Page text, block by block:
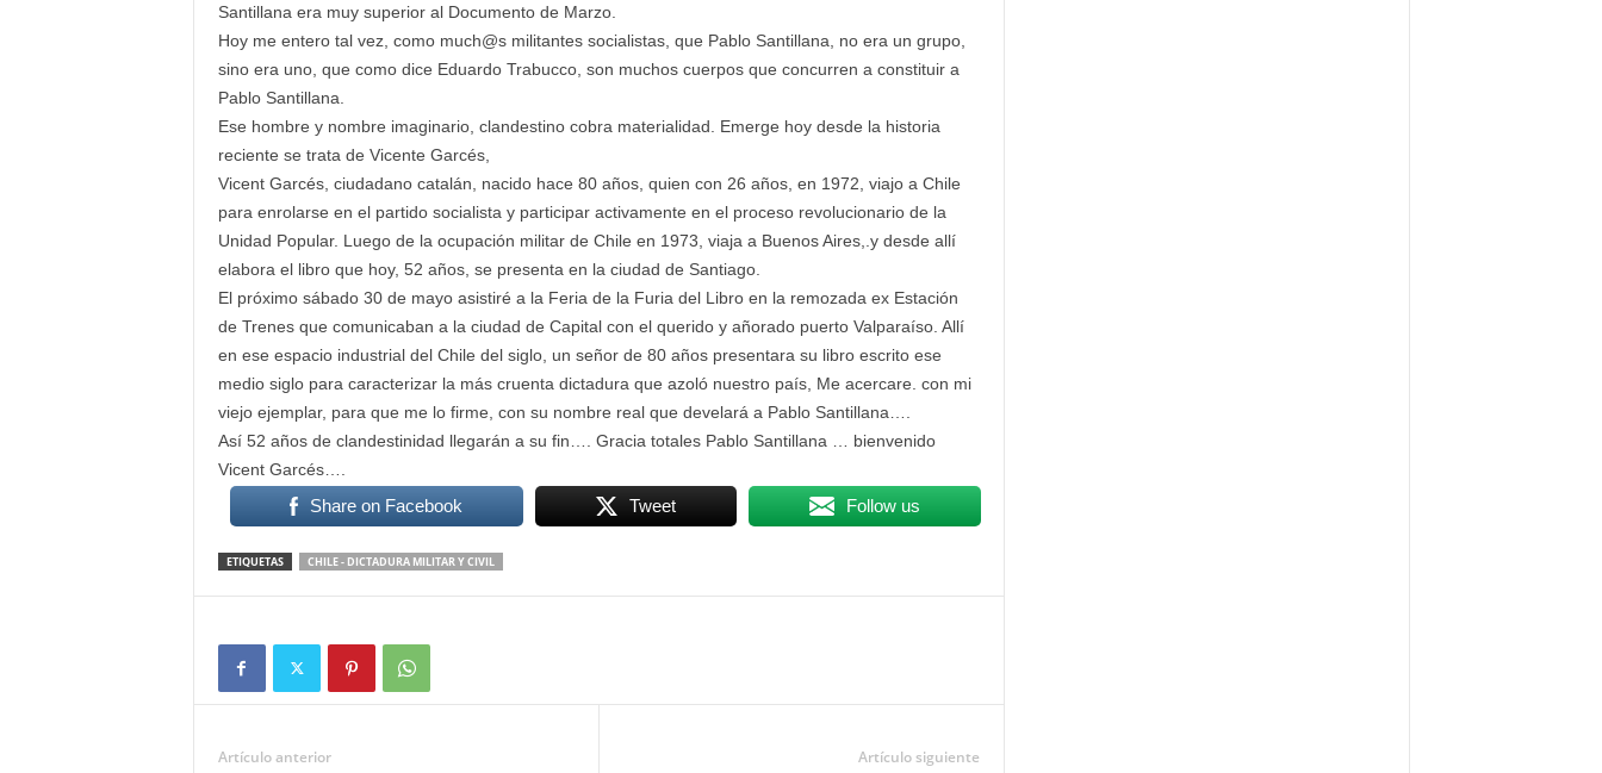
Santillana era muy superior al Documento de Marzo.
Hoy me entero tal vez, como much@s militantes socialistas, que Pablo Santillana, no era un grupo,
sino era uno, que como dice Eduardo Trabucco, son muchos cuerpos que concurren a constituir a
Pablo Santillana.
Ese hombre y nombre imaginario, clandestino cobra materialidad. Emerge hoy desde la historia
reciente se trata de Vicente Garcés,
Vicent Garcés, ciudadano catalán, nacido hace 80 años, quien con 26 años, en 1972, viajo a Chile
para enrolarse en el partido socialista y participar activamente en el proceso revolucionario de la
Unidad Popular. Luego de la ocupación militar de Chile en 1973, viaja a Buenos Aires,.y desde allí
elabora el libro que hoy, 52 años, se presenta en la ciudad de Santiago.
El próximo sábado 30 de mayo asistiré a la Feria de la Furia del Libro en la remozada ex Estación
de Trenes que comunicaban a la ciudad de Capital con el querido y añorado puerto Valparaíso. Allí
en ese espacio industrial del Chile del siglo, un señor de 80 años presentara su libro escrito ese
medio siglo para caracterizar la más cruenta dictadura que azoló nuestro país, Me acercare. con mi
viejo ejemplar, para que me lo firme, con su nombre real que develará a Pablo Santillana….
Así 52 años de clandestinidad llegarán a su fin…. Gracia totales Pablo Santillana … bienvenido
Vicent Garcés….
Share on Facebook Tweet Follow us
ETIQUETAS CHILE - DICTADURA MILITAR Y CIVIL
Artículo anterior Artículo siguiente